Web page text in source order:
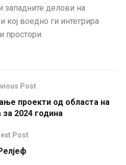
западните делови на
кој воедно ги интегрира
простори.
Post
проекти од областа на
за 2024 година
Post